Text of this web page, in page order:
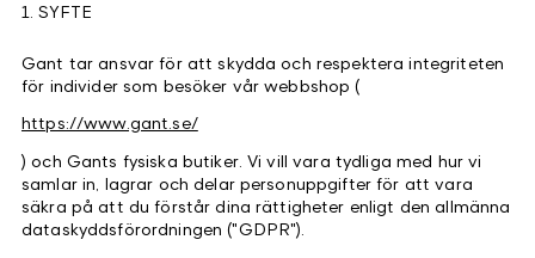
1. SYFTE
Gant tar ansvar för att skydda och respektera integriteten
för individer som besöker vår webbshop (
https://www.gant.se/
) och Gants fysiska butiker. Vi vill vara tydliga med hur vi
samlar in, lagrar och delar personuppgifter för att vara
säkra på att du förstår dina rättigheter enligt den allmänna
dataskyddsförordningen ("GDPR").